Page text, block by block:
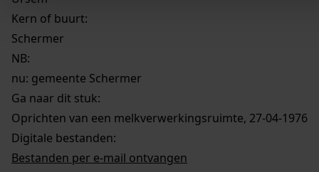
Kern of buurt:
Schermer
NB:
nu: gemeente Schermer
Ga naar dit stuk:
Oprichten van een melkverwerkingsruimte, 27-04-1976
Digitale bestanden:
Bestanden per e-mail ontvangen